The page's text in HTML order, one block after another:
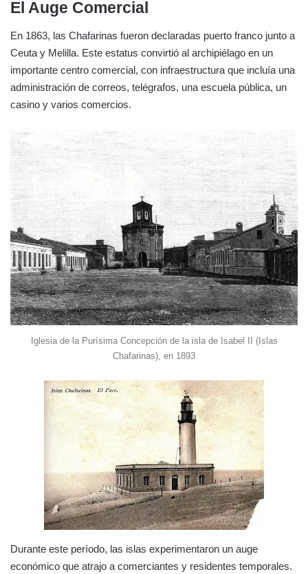
El Auge Comercial
En 1863, las Chafarinas fueron declaradas puerto franco junto a
Ceuta y Melilla. Este estatus convirtió al archipiélago en un
importante centro comercial, con infraestructura que incluía una
administración de correos, telégrafos, una escuela pública, un
casino y varios comercios.
Iglesia de la Purísima Concepción de la isla de Isabel II (Islas
Chafarinas), en 1893
Durante este período, las islas experimentaron un auge
económico que atrajo a comerciantes y residentes temporales.